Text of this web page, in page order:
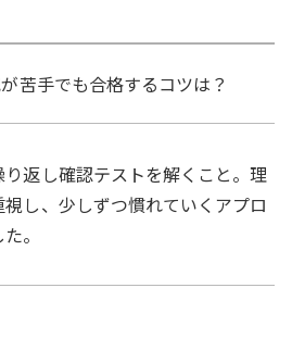
苦手でも合格するコツは？
返し確認テストを解くこと。理
し、少しずつ慣れていくアプロ
。